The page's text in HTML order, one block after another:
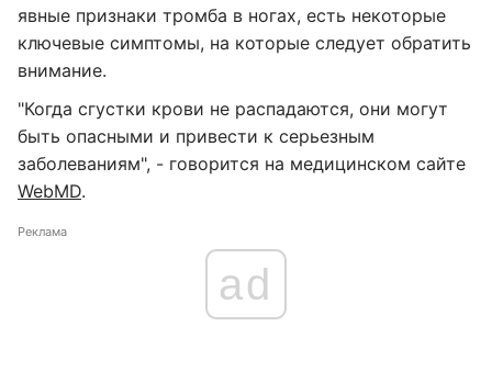
явные признаки тромба в ногах, есть некоторые
ключевые симптомы, на которые следует обратить
внимание.
"Когда сгустки крови не распадаются, они могут
быть опасными и привести к серьезным
заболеваниям", - говорится на медицинском сайте
WebMD.
Реклама
ad